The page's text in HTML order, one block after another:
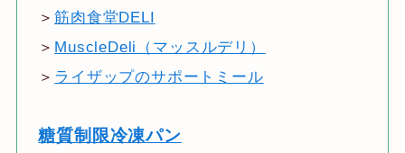
＞筋肉食堂DELI
＞ MuscleDeli（マッスルデリ）
＞ ライザップのサポートミール
糖質制限冷凍パン